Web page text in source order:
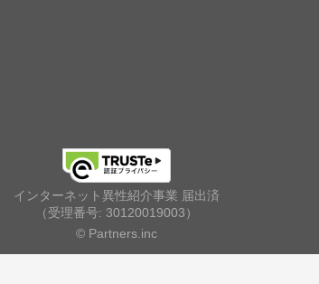
インターネット異性紹介事業 届出済
（受理番号: 30120019003）
© Partners.inc